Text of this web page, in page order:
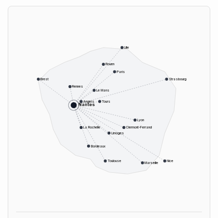
Nantes
Paris
Lyon
Marseille
Toulouse
Bordeaux
Nice
Strasbourg
Lille
Rennes
Angers
Le Mans
Tours
Limoges
Clermont-Ferrand
Rouen
Brest
La Rochelle